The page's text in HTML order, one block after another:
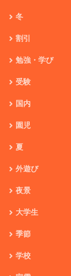
冬
割引
勉強・学び
受験
国内
園児
夏
外遊び
夜景
大学生
季節
学校